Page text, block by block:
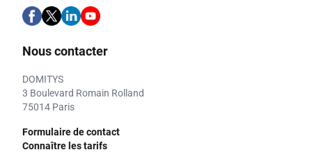
Nous contacter
DOMITYS
3 Boulevard Romain Rolland
75014 Paris
Formulaire de contact
Connaître les tarifs